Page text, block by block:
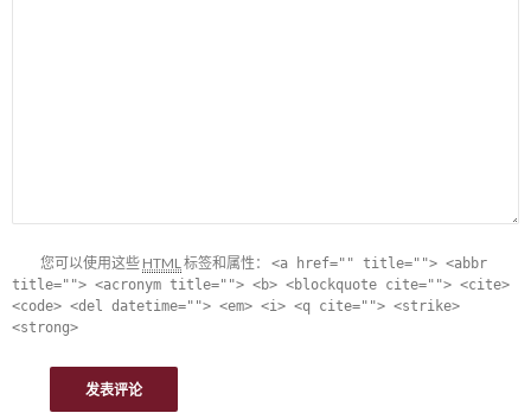
您可以使用这些 HTML标签和属性： <a href="" title=""> <abbr
title=""> <acronym title=""> <b> <blockquote cite=""> <cite>
<code> <del datetime=""> <em> <i> <q cite=""> <strike>
<strong>